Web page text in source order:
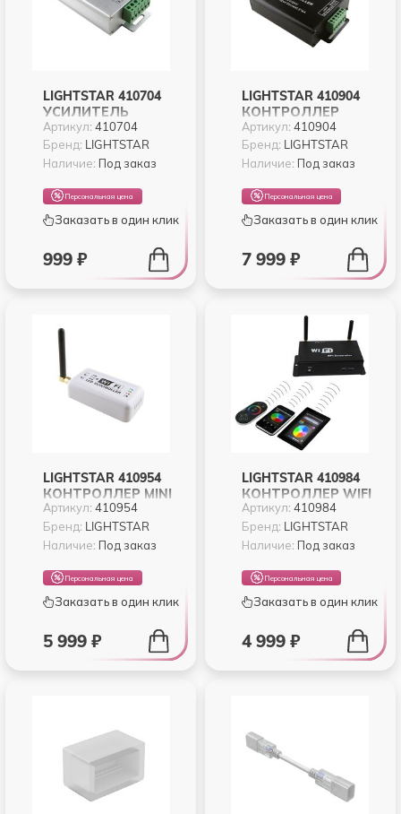
LIGHTSTAR 410704
УСИЛИТЕЛЬ
СИГНАЛА LED RGB
12V 24V MAX 4A*3CH
Артикул: 410704
Бренд: LIGHTSTAR
Наличие: Под заказ
Персональная цена
Заказать в один клик
999 ₽
LIGHTSTAR 410904
КОНТРОЛЛЕР
MASTER WIFI + RC
LED RGB 12V 24V
MAX 4A*3CH
Артикул:410904
Бренд: LIGHTSTAR
Наличие: Под заказ
Персональная цена
Заказать в один клик
7 999 ₽
LIGHTSTAR 410954
КОНТРОЛЛЕР MINI
WIFI LED RGB 12V
24V MAX 4A*3CH
Артикул: 410954
Бренд: LIGHTSTAR
Наличие: Под заказ
Персональная цена
Заказать в один клик
5 999 ₽
LIGHTSTAR 410984
КОНТРОЛЛЕР WIFI
100 12V 24V MAX
4A*3CH 36W
Артикул:410984
Бренд: LIGHTSTAR
Наличие: Под заказ
Персональная цена
Заказать в один клик
4 999 ₽